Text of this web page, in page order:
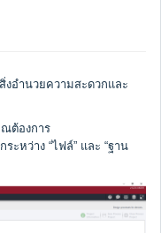
งอำนวยความสะดวกและ
ต้องการ
หว่าง “ไฟล์” และ “ฐาน